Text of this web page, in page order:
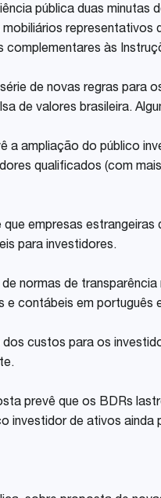
pública duas
representativos
complementares às
de novas regras para
de valores brasileira.
a ampliação do público
qualificados (com
empresas
para investidores.
normas de
e contábeis em
custos para os
prevê que os BDRs
investidor de ativos